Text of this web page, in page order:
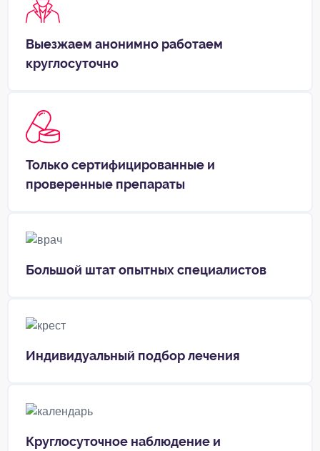
Выезжаем анонимно работаем
круглосуточно
Только сертифицированные и
проверенные препараты
Большой штат опытных специалистов
Индивидуальный подбор лечения
Круглосуточное наблюдение и